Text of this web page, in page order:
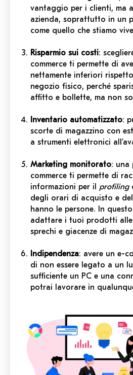
vantaggio per i clienti, ma
azienda, soprattutto in un
come quello che stiamo
Risparmio sui costi:
commerce ti permette di
nettamente inferiori
negozio fisico, perché
affitto e bollette, ma non
Inventario automatizzato:
scorte di magazzino con
a strumenti elettronici
Marketing monitorato: una
commerce ti permette di
informazioni per il profiling
degli orari di acquisto e
hanno le persone. In
adattare i tuoi prodotti alle
sprechi e giacenze di
Indipendenza: avere un e-
di non essere legato a un
sufficiente un PC e una
potrai lavorare in